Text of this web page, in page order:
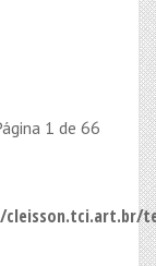
1 de 66